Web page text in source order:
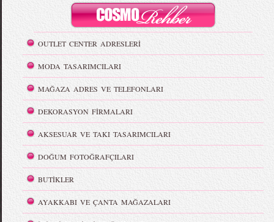
OUTLET CENTER ADRESLERİ
MODA TASARIMCILARI
MAĞAZA ADRES VE TELEFONLARI
DEKORASYON FİRMALARI
AKSESUAR VE TAKI TASARIMCILARI
DOĞUM FOTOĞRAFÇILARI
BUTİKLER
AYAKKABI VE ÇANTA MAĞAZALARI